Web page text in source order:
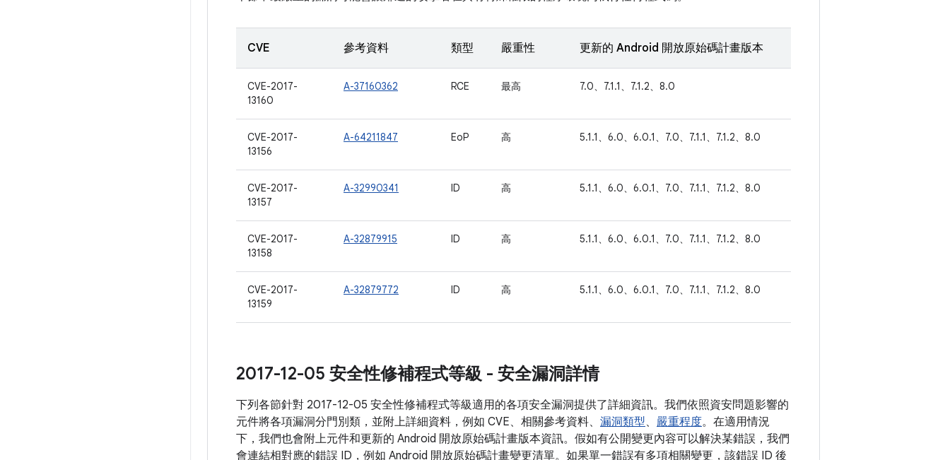
CVE 參考資料 類型 嚴重性 更新的 Android 開放原始碼計畫版本
CVE-2017-
13160
A-37160362 RCE 最高 7.0、7.1.1、7.1.2、8.0
CVE-2017-
13156
A-64211847 EoP 高 5.1.1、6.0、6.0.1、7.0、7.1.1、7.1.2、8.0
CVE-2017-
13157
A-32990341 ID 高 5.1.1、6.0、6.0.1、7.0、7.1.1、7.1.2、8.0
CVE-2017-
13158
A-32879915 ID 高 5.1.1、6.0、6.0.1、7.0、7.1.1、7.1.2、8.0
CVE-2017-
13159
A-32879772 ID 高 5.1.1、6.0、6.0.1、7.0、7.1.1、7.1.2、8.0
2017-12-05 安全性修補程式等級 - 安全漏洞詳情
下列各節針對 2017-12-05 安全性修補程式等級適用的各項安全漏洞提供了詳細資訊。我們依照資安問題影響的
元件將各項漏洞分門別類，並附上詳細資料，例如 CVE、相關參考資料、 漏洞類型、 嚴重程度。在適用情況
下，我們也會附上元件和更新的 Android 開放原始碼計畫版本資訊。假如有公開變更內容可以解決某錯誤，我們
會連結相對應的錯誤 ID，例如 Android 開放原始碼計畫變更清單。如果單一錯誤有多項相關變更，該錯誤 ID 後